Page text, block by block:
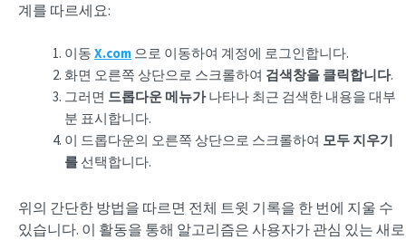
계를 따르세요:
이동 X.com 으로 이동하여 계정에 로그인합니다.
화면 오른쪽 상단으로 스크롤하여 검색창을 클릭합니다.
그러면 드롭다운 메뉴가나타나 최근 검색한 내용을 대부
분 표시합니다.
이 드롭다운의 오른쪽 상단으로 스크롤하여 모두 지우기
를 선택합니다.
위의 간단한 방법을 따르면 전체 트윗 기록을 한 번에 지울 수
있습니다. 이 활동을 통해 알고리즘은 사용자가 관심 있는 새로